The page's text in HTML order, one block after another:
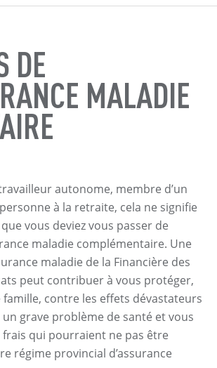
DE
MALADIE
autonome, membre d’un
à la retraite, cela ne signifie
vous deviez vous passer de
maladie complémentaire. Une
maladie de la Financière des
peut contribuer à vous protéger,
contre les effets dévastateurs
grave problème de santé et vous
frais qui pourraient ne pas être
régime provincial d’assurance